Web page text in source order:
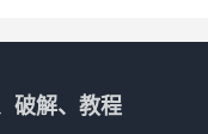
破解、教程